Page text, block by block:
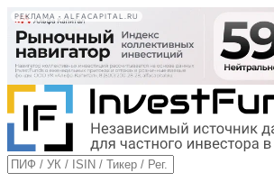
РЕКЛАМА • ALFACAPITAL.RU